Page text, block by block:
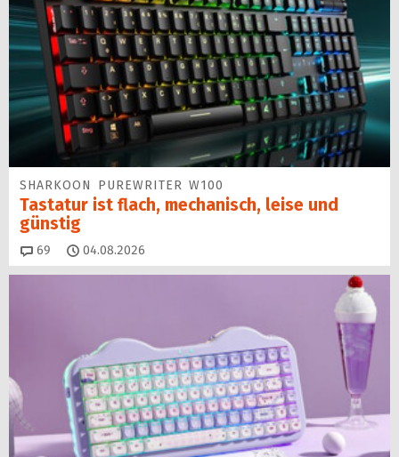
SHARKOON PUREWRITER W100
Tastatur ist flach, mechanisch, leise und
günstig
69 Kommentare
04.08.2026